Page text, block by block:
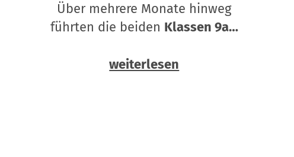
Über mehrere Monate hinweg
führten die beiden Klassen 9a…
weiterlesen